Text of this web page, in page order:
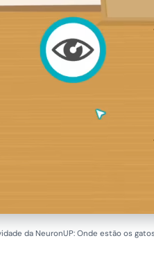
da NeuronUP: Onde estão os